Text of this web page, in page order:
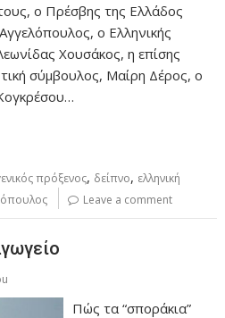
ο Πρέσβης της Ελλάδος
ο Ελληνικής
Χουσάκος, η επίσης
σύμβουλος, Μαίρη Δέρος, ο
πρόξενος, δείπνο, ελληνική
Leave a comment
Πώς τα “σποράκια”